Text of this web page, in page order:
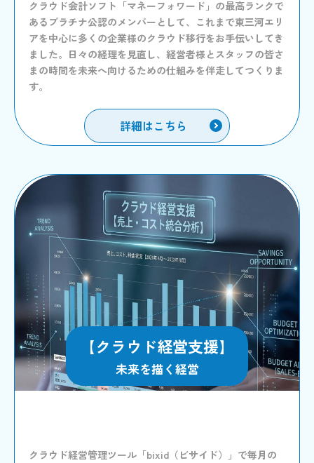
クラウド会計ソフト「マネーフォワード」の最高ランクで
あるプラチナ公認のメンバーとして、これまで東三河エリ
アを中心に多くの企業様のクラウド移行をお手伝いしてき
ました。日々の経理を見直し、経営者様とスタッフの皆さ
まの時間を未来へ向けるための仕組みを伴走してつくりま
す。
詳細はこちら
【クラウド経営支援】
未来を描く経営
クラウド経営管理ツール「bixid（ビサイド）」で毎月の